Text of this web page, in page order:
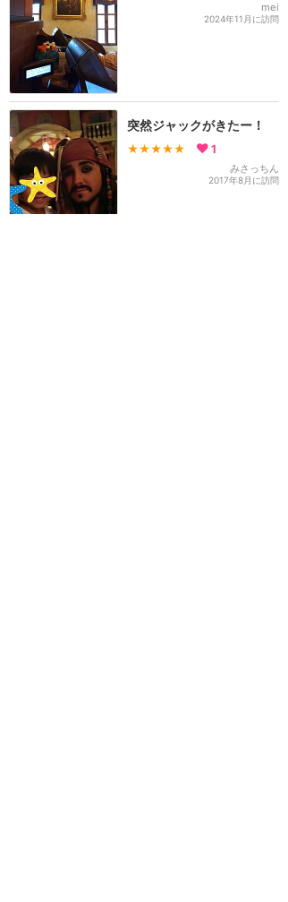
mei
2024年11月に訪問
突然ジャックがきたー！
★★★★★ 1
みさっちん
2017年8月に訪問